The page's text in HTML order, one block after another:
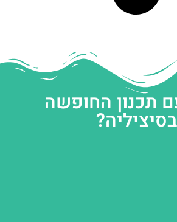
תכנון החופשה
בסיציליה?